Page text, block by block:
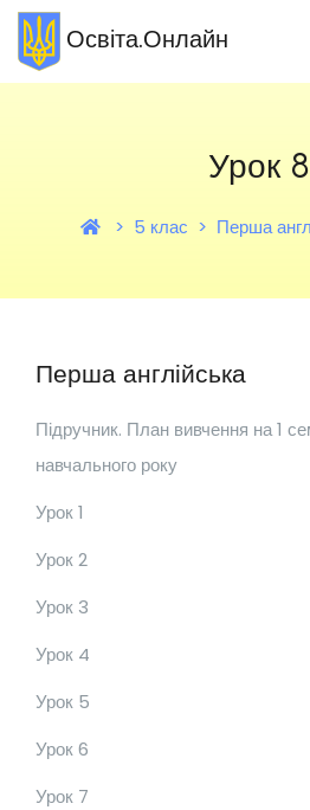
Освіта.Онлайн
Урок
5 клас Перша
Перша англійська
Підручник. План вивчення на 1
навчального року
Урок 1
Урок 2
Урок 3
Урок 4
Урок 5
Урок 6
Урок 7